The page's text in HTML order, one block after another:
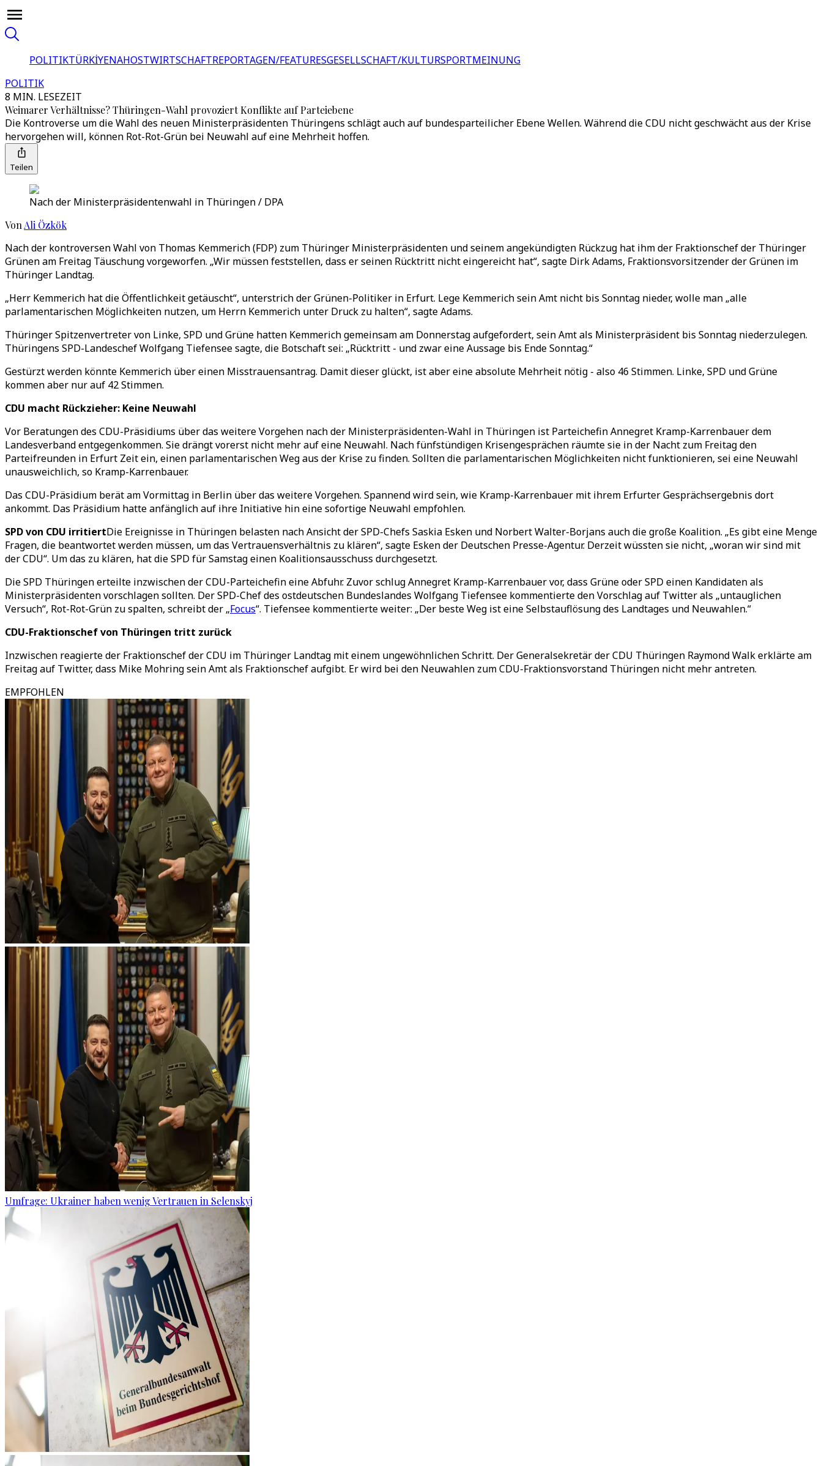
POLITIKTÜRKİYENAHOSTWIRTSCHAFTREPORTAGEN/FEATURESGESELLSCHAFT/KULTURSPORTMEINUNG
POLITIK
8 MIN. LESEZEIT
Weimarer Verhältnisse? Thüringen-Wahl provoziert Konflikte auf Parteiebene
Die Kontroverse um die Wahl des neuen Ministerpräsidenten Thüringens schlägt auch auf bundesparteilicher Ebene Wellen. Während die CDU nicht geschwächt aus der Krise
hervorgehen will, können Rot-Rot-Grün bei Neuwahl auf eine Mehrheit hoffen.
Teilen
Nach der Ministerpräsidentenwahl in Thüringen / DPA
Von Ali Özkök
Nach der kontroversen Wahl von Thomas Kemmerich (FDP) zum Thüringer Ministerpräsidenten und seinem angekündigten Rückzug hat ihm der Fraktionschef der Thüringer
Grünen am Freitag Täuschung vorgeworfen. „Wir müssen feststellen, dass er seinen Rücktritt nicht eingereicht hat“, sagte Dirk Adams, Fraktionsvorsitzender der Grünen im
Thüringer Landtag.
„Herr Kemmerich hat die Öffentlichkeit getäuscht“, unterstrich der Grünen-Politiker in Erfurt. Lege Kemmerich sein Amt nicht bis Sonntag nieder, wolle man „alle
parlamentarischen Möglichkeiten nutzen, um Herrn Kemmerich unter Druck zu halten“, sagte Adams.
Thüringer Spitzenvertreter von Linke, SPD und Grüne hatten Kemmerich gemeinsam am Donnerstag aufgefordert, sein Amt als Ministerpräsident bis Sonntag niederzulegen.
Thüringens SPD-Landeschef Wolfgang Tiefensee sagte, die Botschaft sei: „Rücktritt - und zwar eine Aussage bis Ende Sonntag.“
Gestürzt werden könnte Kemmerich über einen Misstrauensantrag. Damit dieser glückt, ist aber eine absolute Mehrheit nötig - also 46 Stimmen. Linke, SPD und Grüne
kommen aber nur auf 42 Stimmen.
CDU macht Rückzieher: Keine Neuwahl
Vor Beratungen des CDU-Präsidiums über das weitere Vorgehen nach der Ministerpräsidenten-Wahl in Thüringen ist Parteichefin Annegret Kramp-Karrenbauer dem
Landesverband entgegenkommen. Sie drängt vorerst nicht mehr auf eine Neuwahl. Nach fünfstündigen Krisengesprächen räumte sie in der Nacht zum Freitag den
Parteifreunden in Erfurt Zeit ein, einen parlamentarischen Weg aus der Krise zu finden. Sollten die parlamentarischen Möglichkeiten nicht funktionieren, sei eine Neuwahl
unausweichlich, so Kramp-Karrenbauer.
Das CDU-Präsidium berät am Vormittag in Berlin über das weitere Vorgehen. Spannend wird sein, wie Kramp-Karrenbauer mit ihrem Erfurter Gesprächsergebnis dort
ankommt. Das Präsidium hatte anfänglich auf ihre Initiative hin eine sofortige Neuwahl empfohlen.
SPD von CDU irritiertDie Ereignisse in Thüringen belasten nach Ansicht der SPD-Chefs Saskia Esken und Norbert Walter-Borjans auch die große Koalition. „Es gibt eine Menge
Fragen, die beantwortet werden müssen, um das Vertrauensverhältnis zu klären“, sagte Esken der Deutschen Presse-Agentur. Derzeit wüssten sie nicht, „woran wir sind mit
der CDU“. Um das zu klären, hat die SPD für Samstag einen Koalitionsausschuss durchgesetzt.
Die SPD Thüringen erteilte inzwischen der CDU-Parteichefin eine Abfuhr. Zuvor schlug Annegret Kramp-Karrenbauer vor, dass Grüne oder SPD einen Kandidaten als
Ministerpräsidenten vorschlagen sollten. Der SPD-Chef des ostdeutschen Bundeslandes Wolfgang Tiefensee kommentierte den Vorschlag auf Twitter als „untauglichen
Versuch“, Rot-Rot-Grün zu spalten, schreibt der „Focus“. Tiefensee kommentierte weiter: „Der beste Weg ist eine Selbstauflösung des Landtages und Neuwahlen.“
CDU-Fraktionschef von Thüringen tritt zurück
Inzwischen reagierte der Fraktionschef der CDU im Thüringer Landtag mit einem ungewöhnlichen Schritt. Der Generalsekretär der CDU Thüringen Raymond Walk erklärte am
Freitag auf Twitter, dass Mike Mohring sein Amt als Fraktionschef aufgibt. Er wird bei den Neuwahlen zum CDU-Fraktionsvorstand Thüringen nicht mehr antreten.
EMPFOHLEN
Umfrage: Ukrainer haben wenig Vertrauen in Selenskyj